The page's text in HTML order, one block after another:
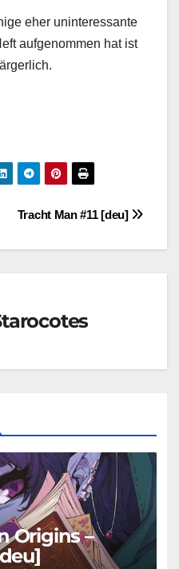
eher uninteressante
aufgenommen hat ist
Tracht Man #11 [deu]
Origins –